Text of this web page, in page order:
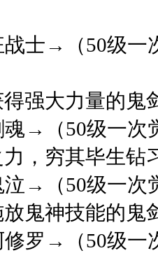
战士→（50级
强大力量的鬼
魂→（50级一
，穷其毕生钻
泣→（50级一
鬼神技能的鬼
修罗→（50级